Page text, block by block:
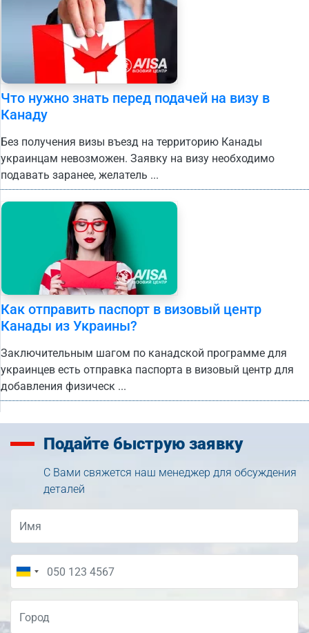
Что нужно знать перед подачей на визу в
Канаду
Без получения визы въезд на территорию Канады
украинцам невозможен. Заявку на визу необходимо
подавать заранее, желатель ...
Как отправить паспорт в визовый центр
Канады из Украины?
Заключительным шагом по канадской программе для
украинцев есть отправка паспорта в визовый центр для
добавления физическ ...
Подайте быструю заявку
С Вами свяжется наш менеджер для обсуждения
деталей